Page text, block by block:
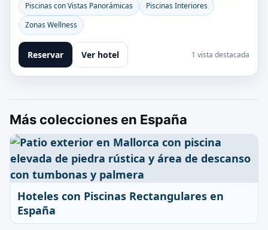
Piscinas con Vistas Panorámicas
Piscinas Interiores
Zonas Wellness
Reservar Ver hotel 1 vista destacada
Más colecciones en España
Hoteles con Piscinas Rectangulares en
España